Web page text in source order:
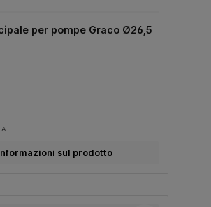
per pompe Graco Ø26,5
sul prodotto